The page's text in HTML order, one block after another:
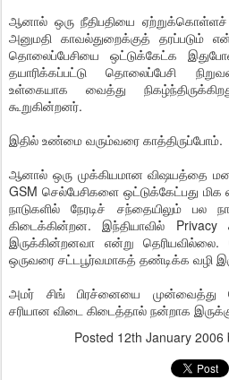
ஆனால் ஒரு நீதிபதியை
அனுமதி காவல்துறைக்குத் தரப்படும்
தொலைப்பேசியை ஒட்டுக்கேட்க
தயாரிக்கப்பட்டு தொலைப்பேசி
உள்கையாக வைத்து
கூறுகின்றனர்.
இதில் உண்மை வரும்வரை காத்திருப்போம்.
ஆனால் ஒரு முக்கியமான விஷயத்தை
GSM செல்பேசிகளை ஒட்டுக்கேட்பது
நாடுகளில் நேரடிச் சந்தையிலும் பல
கிடைக்கின்றன. இந்தியாவில்
இருக்கின்றனவா என்று தெரியவில்லை.
ஒருவரை சட்டபூர்வமாகத் தண்டிக்க வழி
அமர் சிங் பிரச்னையை முன்வைத்து
சரியான விடை கிடைத்தால் நன்றாக
Posted 12th January 2006